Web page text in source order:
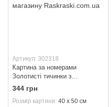
Артикул: 302318
Картина за номерами
Золотисті тичинки з
металізованими фарбами
(ACR-B-10190-AC) ArtCraft 40 х
50 см
344 грн
Розмір картини 40 х 50 см